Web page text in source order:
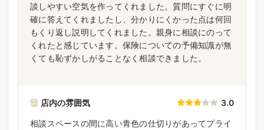
談しやすい空気を作ってくれました。質問にすぐに明
確に答えてくれましたし、分かりにくかった点は何回
もくり返し説明してくれました。親身に相談にのって
くれたと感じています。保険についての予備知識が無
くても恥ずかしがることなく相談できました。
店内の雰囲気 3.0
相談スペースの間に高い青色の仕切りがあってプライ